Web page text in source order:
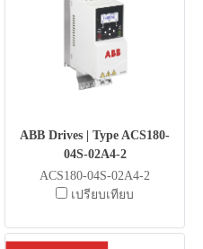
ABB Drives | Type ACS180-
04S-02A4-2
ACS180-04S-02A4-2
เปรียบเทียบ